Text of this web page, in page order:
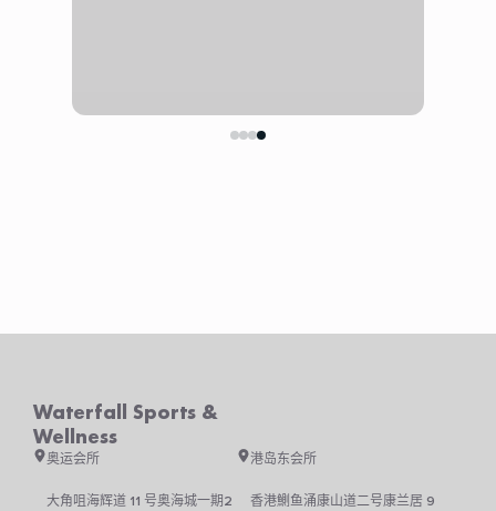
Waterfall Sports &
Wellness
奥运会所
大角咀海辉道 11 号奥海城一期2
港岛东会所
香港鰂鱼涌康山道二号康兰居 9